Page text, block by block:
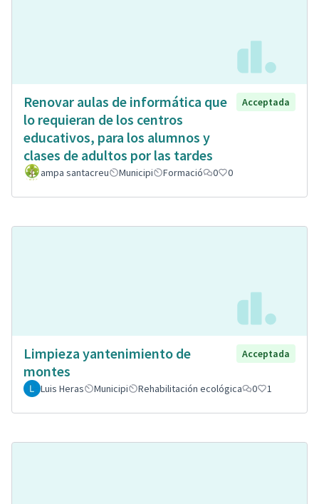
Renovar aulas de informática que
lo requieran de los centros
educativos, para los alumnos y
clases de adultos por las tardes
Acceptada
ampa santacreu Municipi Formació 0 0
Limpieza yantenimiento de
montes
Acceptada
Luis Heras Municipi Rehabilitación ecológica 0 1